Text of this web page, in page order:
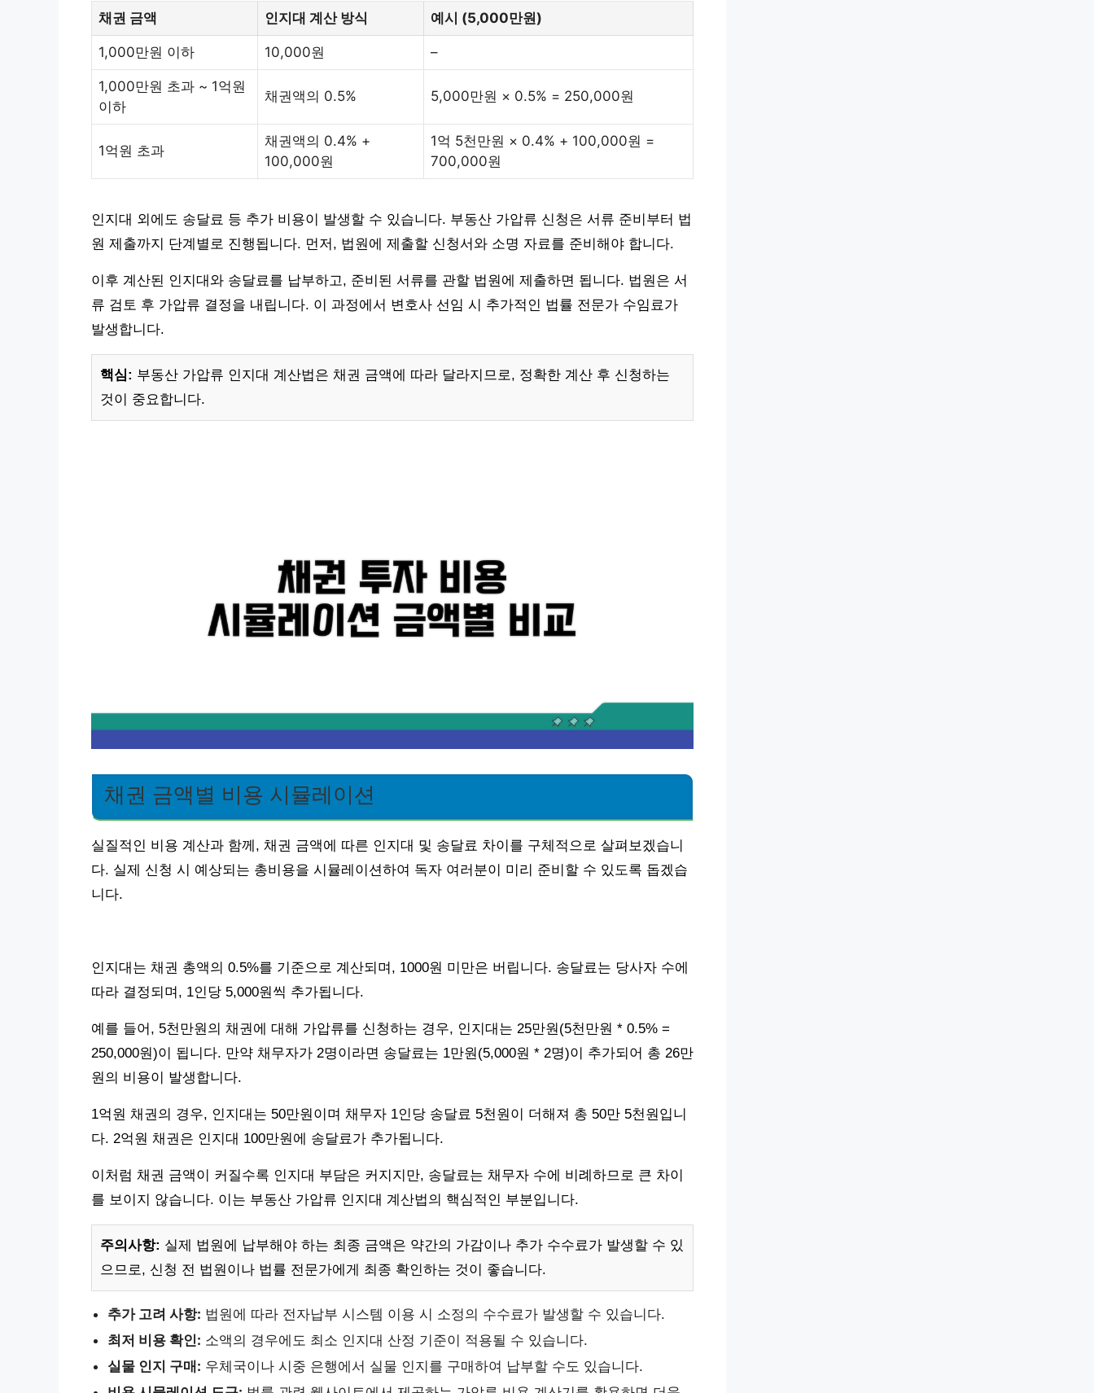
채권 금액 인지대 계산 방식 예시 (5,000만원)
1,000만원 이하 10,000원 –
1,000만원 초과 ~ 1억원
이하
채권액의 0.5% 5,000만원 × 0.5% = 250,000원
1억원 초과
채권액의 0.4% +
100,000원
1억 5천만원 × 0.4% + 100,000원 =
700,000원
인지대 외에도 송달료 등 추가 비용이 발생할 수 있습니다. 부동산 가압류 신청은 서류 준비부터 법
원 제출까지 단계별로 진행됩니다. 먼저, 법원에 제출할 신청서와 소명 자료를 준비해야 합니다.
이후 계산된 인지대와 송달료를 납부하고, 준비된 서류를 관할 법원에 제출하면 됩니다. 법원은 서
류 검토 후 가압류 결정을 내립니다. 이 과정에서 변호사 선임 시 추가적인 법률 전문가 수임료가
발생합니다.
핵심: 부동산 가압류 인지대 계산법은 채권 금액에 따라 달라지므로, 정확한 계산 후 신청하는
것이 중요합니다.
채권 금액별 비용 시뮬레이션
실질적인 비용 계산과 함께, 채권 금액에 따른 인지대 및 송달료 차이를 구체적으로 살펴보겠습니
다. 실제 신청 시 예상되는 총비용을 시뮬레이션하여 독자 여러분이 미리 준비할 수 있도록 돕겠습
니다.
인지대는 채권 총액의 0.5%를 기준으로 계산되며, 1000원 미만은 버립니다. 송달료는 당사자 수에
따라 결정되며, 1인당 5,000원씩 추가됩니다.
예를 들어, 5천만원의 채권에 대해 가압류를 신청하는 경우, 인지대는 25만원(5천만원 * 0.5% =
250,000원)이 됩니다. 만약 채무자가 2명이라면 송달료는 1만원(5,000원 * 2명)이 추가되어 총 26만
원의 비용이 발생합니다.
1억원 채권의 경우, 인지대는 50만원이며 채무자 1인당 송달료 5천원이 더해져 총 50만 5천원입니
다. 2억원 채권은 인지대 100만원에 송달료가 추가됩니다.
이처럼 채권 금액이 커질수록 인지대 부담은 커지지만, 송달료는 채무자 수에 비례하므로 큰 차이
를 보이지 않습니다. 이는 부동산 가압류 인지대 계산법의 핵심적인 부분입니다.
주의사항: 실제 법원에 납부해야 하는 최종 금액은 약간의 가감이나 추가 수수료가 발생할 수 있
으므로, 신청 전 법원이나 법률 전문가에게 최종 확인하는 것이 좋습니다.
추가 고려 사항: 법원에 따라 전자납부 시스템 이용 시 소정의 수수료가 발생할 수 있습니다.
최저 비용 확인: 소액의 경우에도 최소 인지대 산정 기준이 적용될 수 있습니다.
실물 인지 구매: 우체국이나 시중 은행에서 실물 인지를 구매하여 납부할 수도 있습니다.